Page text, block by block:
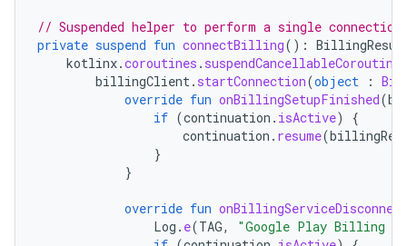
// Suspended helper to perform a single connection
private suspend fun connectBilling():
kotlinx.coroutines . suspendCancellableCoroutine
billingClient. startConnection(object :
override fun onBillingSetupFinished(
if (continuation . isActive)
{
continuation . resume(
}
}
override fun
Log . e(TAG,
"Google Play Billing